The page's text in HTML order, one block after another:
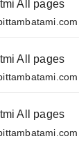
All pages
All pages
All pages